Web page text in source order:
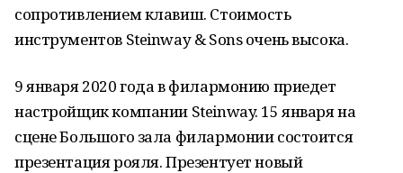
сопротивлением клавиш. Стоимость
инструментов Steinway & Sons очень высока.
9 января 2020 года в филармонию приедет
настройщик компании Steinway. 15 января на
сцене Большого зала филармонии состоится
презентация рояля. Презентует новый